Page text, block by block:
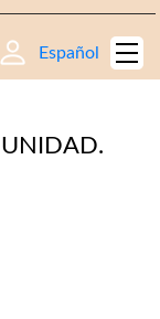
Español
UNIDAD.